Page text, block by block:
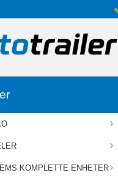
KOMPLETTE ENHETER